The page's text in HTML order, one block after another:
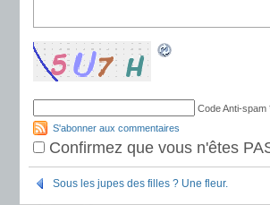
Code Anti-spam
S'abonner aux commentaires
Confirmez que vous n'êtes
Sous les jupes des filles ? Une fleur.